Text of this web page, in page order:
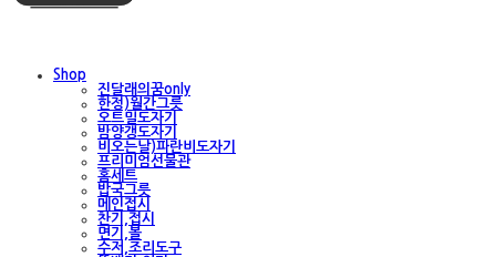
Shop
진달래의꿈only
한정)월간그릇
오트밀도자기
밤양갱도자기
비오는날)파란비도자기
프리미엄선물관
홈세트
밥국그릇
메인접시
찬기,접시
면기,볼
수저,조리도구